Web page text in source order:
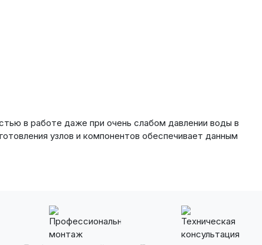
в работе даже при очень слабом давлении воды в
узлов и компонентов обеспечивает данным